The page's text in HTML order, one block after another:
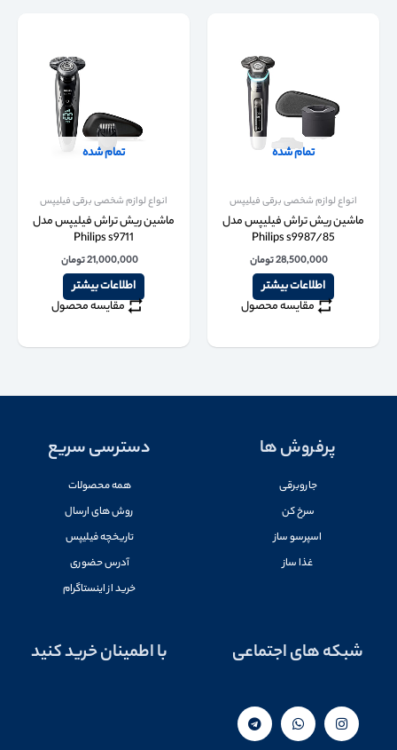
تمام شده
انواع لوازم شخصی برقی فیلیپس
ماشین ریش تراش فیلیپس مدل
Philips s9987/85
28,500,000تومان
اطلاعات بیشتر
مقایسه محصول
تمام شده
انواع لوازم شخصی برقی فیلیپس
ماشین ریش تراش فیلیپس مدل
Philips s9711
21,000,000تومان
اطلاعات بیشتر
مقایسه محصول
پرفروش ها
جاروبرقی
سرخ کن
اسپرسو ساز
غذا ساز
دسترسی سریع
همه محصولات
روش های ارسال
تاریخچه فیلیپس
آدرس حضوری
خرید از اینستاگرام
شبکه های اجتماعی با اطمینان خرید کنید